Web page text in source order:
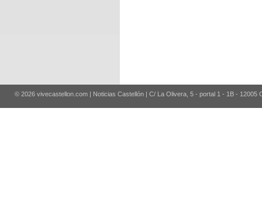
© 2026 vivecastellon.com | Noticias Castellón | C/ La Olivera, 5 - portal 1 - 1B - 12005